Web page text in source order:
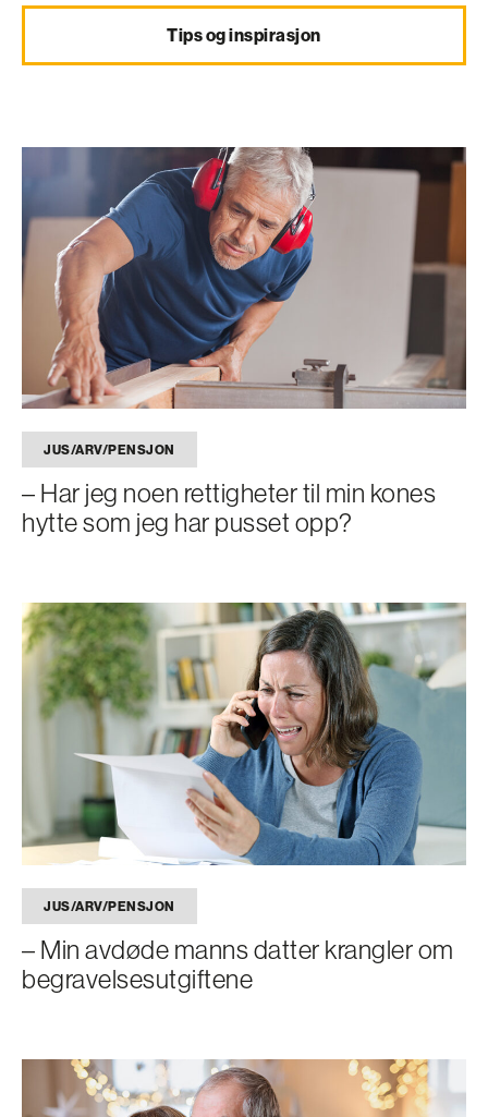
Tips og inspirasjon
JUS/ARV/PENSJON
– Har jeg noen rettigheter til min kones
hytte som jeg har pusset opp?
JUS/ARV/PENSJON
– Min avdøde manns datter krangler om
begravelsesutgiftene